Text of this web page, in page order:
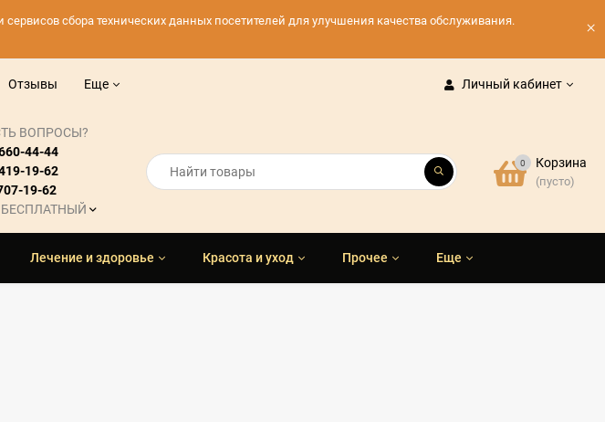
сбора технических данных посетителей для улучшения качества обслуживания.
×
Личный кабинет
Отзывы Еще
ВОПРОСЫ?
44-44
19-62
19-62
0 Корзина
(пусто)
Лечение и здоровье Красота и уход Прочее Еще